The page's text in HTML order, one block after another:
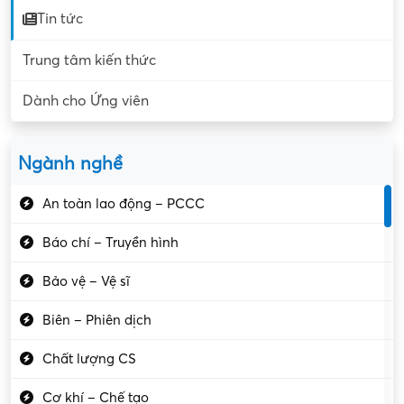
Tin tức
Trung tâm kiến thức
Dành cho Ứng viên
Ngành nghề
An toàn lao động – PCCC
Báo chí – Truyền hình
Bảo vệ – Vệ sĩ
Biên – Phiên dịch
Chất lượng CS
Cơ khí – Chế tạo